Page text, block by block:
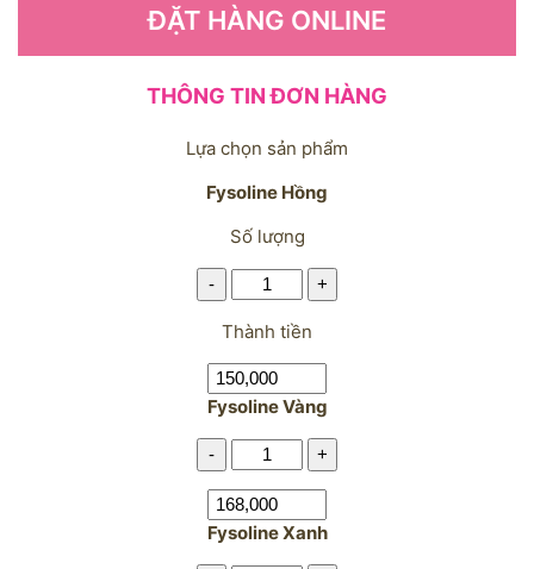
ĐẶT HÀNG ONLINE
THÔNG TIN ĐƠN HÀNG
Lựa chọn sản phẩm
Fysoline Hồng
Số lượng
- +
Thành tiền
Fysoline Vàng
- +
Fysoline Xanh